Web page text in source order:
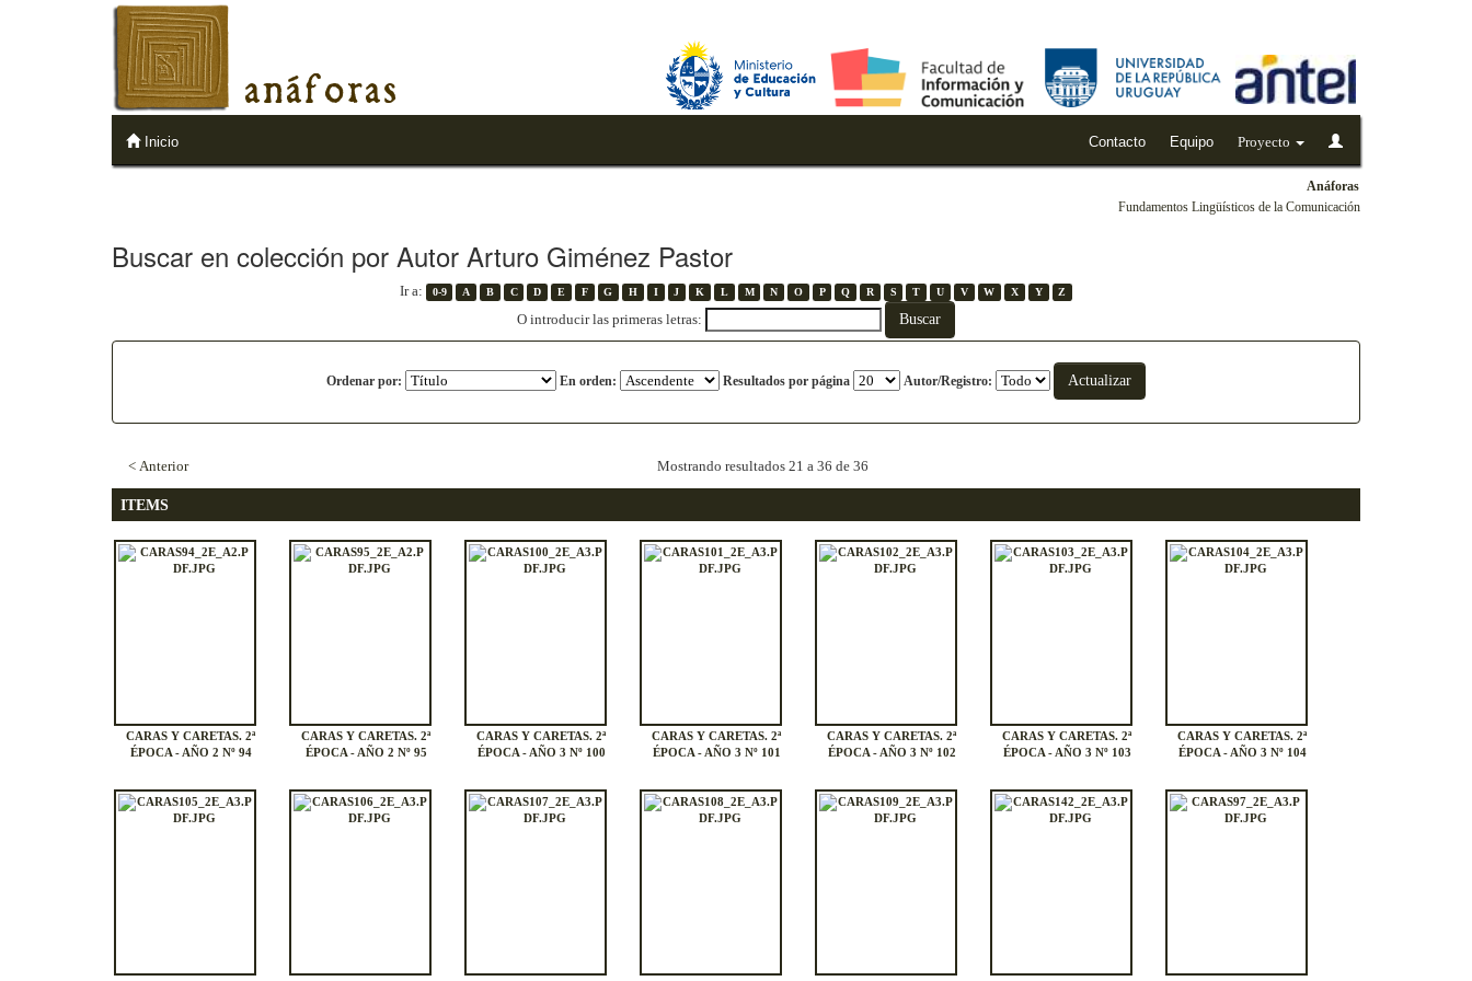
anáforas
Inicio Contacto Equipo Proyecto
Anáforas
Fundamentos Lingüísticos de la Comunicación
Buscar en colección por Autor Arturo Giménez Pastor
Ir a: 0-9 A B C D E F G H I J K L M N O P Q R S T U V W X Y Z
O introducir las primeras letras:
Ordenar por: En orden: Resultados por página Autor/Registro:
Mostrando resultados 21 a 36 de 36
< Anterior
ITEMS
CARAS Y CARETAS. 2ª
ÉPOCA - AÑO 2 Nº 94
CARAS Y CARETAS. 2ª
ÉPOCA - AÑO 2 Nº 95
CARAS Y CARETAS. 2ª
ÉPOCA - AÑO 3 Nº 100
CARAS Y CARETAS. 2ª
ÉPOCA - AÑO 3 Nº 101
CARAS Y CARETAS. 2ª
ÉPOCA - AÑO 3 Nº 102
CARAS Y CARETAS. 2ª
ÉPOCA - AÑO 3 Nº 103
CARAS Y CARETAS. 2ª
ÉPOCA - AÑO 3 Nº 104